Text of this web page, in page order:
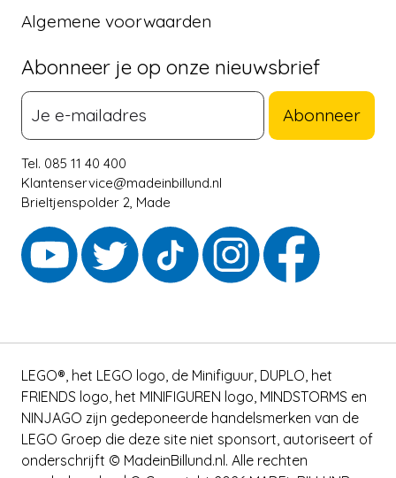
Algemene voorwaarden
Abonneer je op onze nieuwsbrief
Abonneer
Tel. 085 11 40 400
Klantenservice@madeinbillund.nl
Brieltjenspolder 2, Made
LEGO®, het LEGO logo, de Minifiguur, DUPLO, het
FRIENDS logo, het MINIFIGUREN logo, MINDSTORMS en
NINJAGO zijn gedeponeerde handelsmerken van de
LEGO Groep die deze site niet sponsort, autoriseert of
onderschrijft © MadeinBillund.nl. Alle rechten